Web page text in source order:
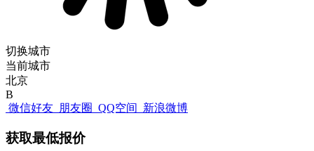
切换城市
当前城市
北京
B
微信好友 朋友圈 QQ空间 新浪微博
获取最低报价